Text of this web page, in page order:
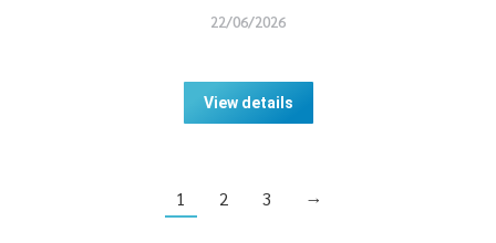
22/06/2026
View details
1 2 3 →